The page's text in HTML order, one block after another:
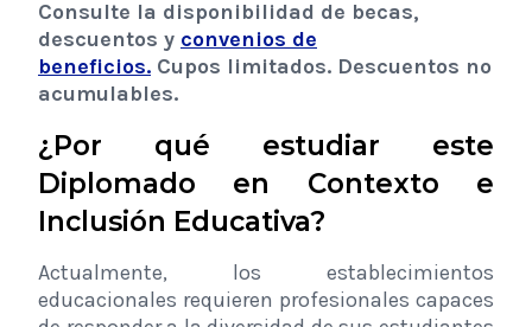
Consulte la disponibilidad de becas,
descuentos y convenios de
beneficios. Cupos limitados. Descuentos no
acumulables.
¿Por qué estudiar este
Diplomado en Contexto e
Inclusión Educativa?
Actualmente, los establecimientos
educacionales requieren profesionales capaces